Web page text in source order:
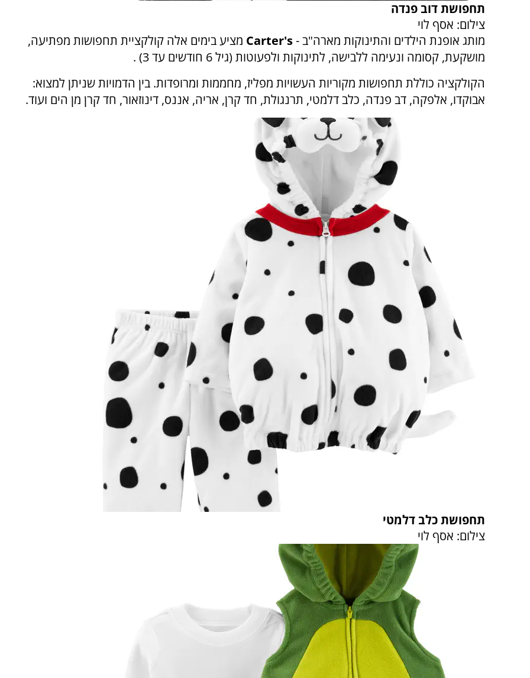
תחפושת דוב פנדה
צילום: אסף לוי
מותג אופנת הילדים והתינוקות מארה"ב -Carter's מציע בימים אלה קולקציית תחפושות מפתיעה,
מושקעת, קסומה ונעימה ללבישה, לתינוקות ולפעוטות (גיל 6 חודשים עד 3) .
הקולקציה כוללת תחפושות מקוריות העשויות מפליז, מחממות ומרופדות. בין הדמויות שניתן למצוא:
אבוקדו, אלפקה, דב פנדה, כלב דלמטי, תרנגולת, חד קרן, אריה, אננס, דינוזאור, חד קרן מן הים ועוד.
תחפושת כלב דלמטי
צילום: אסף לוי